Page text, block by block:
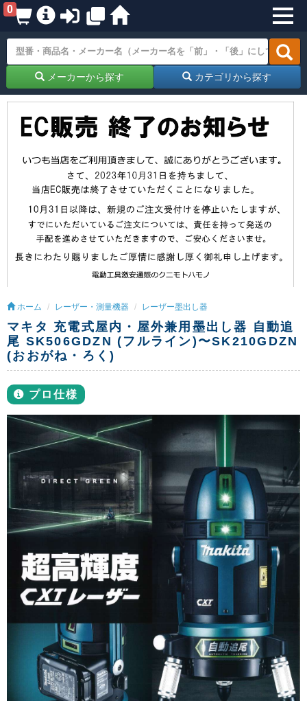
0
メーカーから探す カテゴリから探す
ホーム レーザー・測量機器 レーザー墨出し器
マキタ 充電式屋内・屋外兼用墨出し器 自動追
尾 SK506GDZN (フルライン)〜SK210GDZN
(おおがね・ろく)
プロ仕様